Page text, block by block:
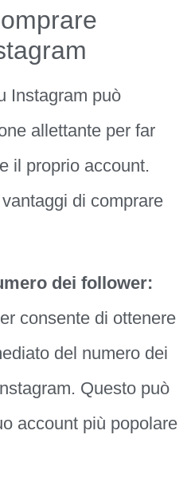
Instagram può
allettante per far
il proprio account.
di comprare
dei follower:
consente di ottenere
del numero dei
Questo può
account più popolare